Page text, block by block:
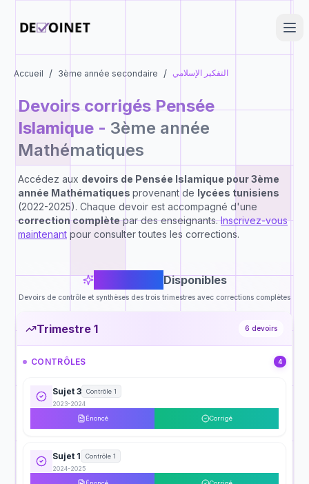
Accueil / 3ème année secondaire / التفكير الإسلامي
Devoirs corrigésPensée
Islamique - 3ème année
Mathématiques
Accédez aux devoirs de Pensée Islamique pour3ème
année Mathématiques provenant de lycées tunisiens
(2022-2025). Chaque devoir est accompagné d'une
correction complètepar des enseignants.Inscrivez-vous
maintenant pour consulter toutes les corrections.
16 Disponibles
Devoirs de contrôle et synthèses des trois trimestres avec corrections complètes
Trimestre 1 6 devoirs
CONTRÔLES 4
Sujet 3
Contrôle 1
2023-2024
Énoncé
Corrigé
Sujet 1
Contrôle 1
2024-2025